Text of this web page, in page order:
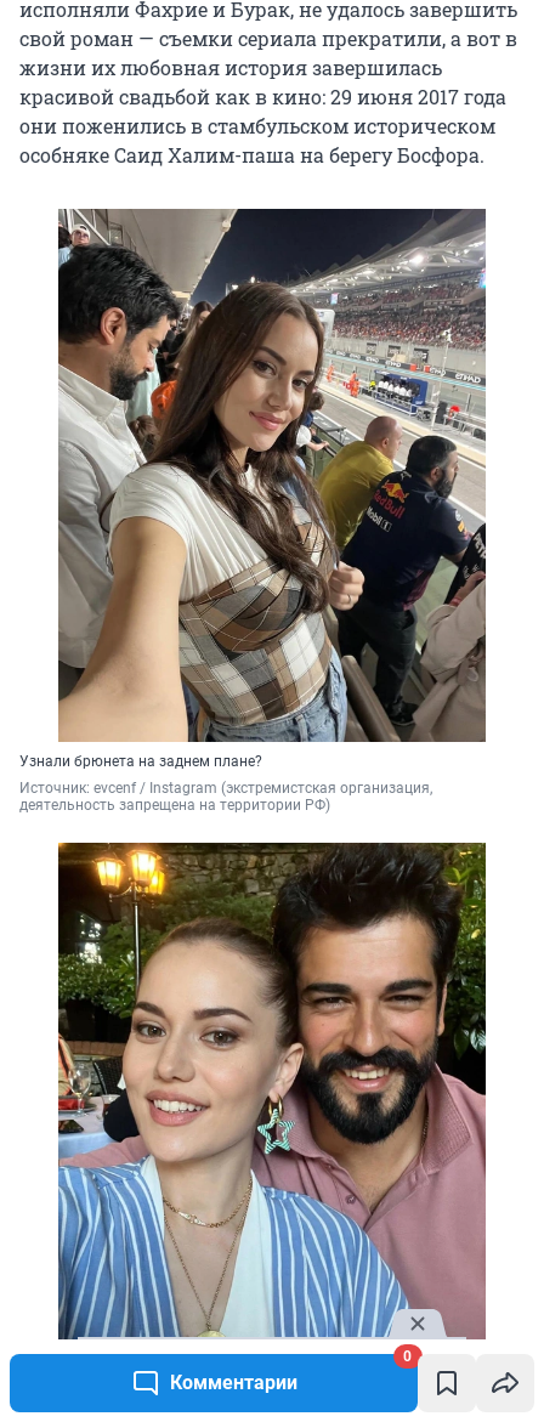
Комментарии
0
исполняли Фахрие и Бурак, не удалось завершить
свой роман — съемки сериала прекратили, а вот в
жизни их любовная история завершилась
красивой свадьбой как в кино: 29 июня 2017 года
они поженились в стамбульском историческом
особняке Саид Халим-паша на берегу Босфора.
Узнали брюнета на заднем плане?
Источник: evcenf / Instagram (экстремистская организация,
деятельность запрещена на территории РФ)